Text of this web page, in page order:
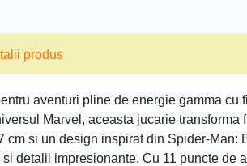
produs
aventuri pline de energie gamma
Marvel, aceasta jucarie
cm si un design inspirat din Spider-
detalii impresionante. Cu 11 puncte